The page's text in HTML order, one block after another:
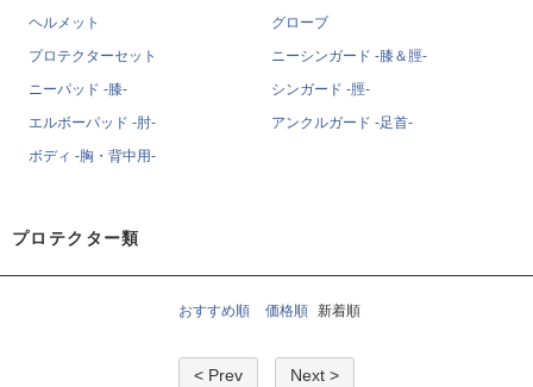
ヘルメット
グローブ
プロテクターセット
ニーシンガード -膝＆脛-
ニーパッド -膝-
シンガード -脛-
エルボーパッド -肘-
アンクルガード -足首-
ボディ -胸・背中用-
プロテクター類
おすすめ順 価格順 新着順
< Prev Next >